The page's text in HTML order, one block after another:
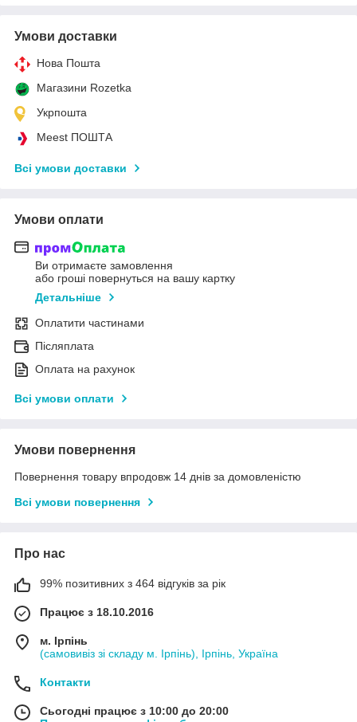
Умови доставки
Нова Пошта
Магазини Rozetka
Укрпошта
Meest ПОШТА
Всі умови доставки
Умови оплати
Ви отримаєте замовлення
або гроші повернуться на вашу картку
Детальніше
Оплатити частинами
Післяплата
Оплата на рахунок
Всі умови оплати
Умови повернення
Повернення товару впродовж 14 днів за домовленістю
Всі умови повернення
Про нас
99% позитивних з 464 відгуків за рік
Працює з 18.10.2016
м. Ірпінь
(самовивіз зі складу м. Ірпінь), Ірпінь, Україна
Контакти
Сьогодні працює з 10:00 до 20:00